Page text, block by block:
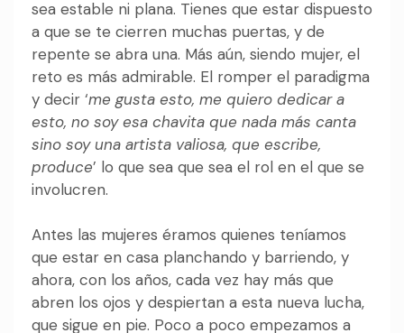
sea estable ni plana. Tienes que estar dispuesto
a que se te cierren muchas puertas, y de
repente se abra una. Más aún, siendo mujer, el
reto es más admirable. El romper el paradigma
y decir ‘me gusta esto, me quiero dedicar a
esto, no soy esa chavita que nada más canta
sino soy una artista valiosa, que escribe,
produce’ lo que sea que sea el rol en el que se
involucren.
Antes las mujeres éramos quienes teníamos
que estar en casa planchando y barriendo, y
ahora, con los años, cada vez hay más que
abren los ojos y despiertan a esta nueva lucha,
que sigue en pie. Poco a poco empezamos a